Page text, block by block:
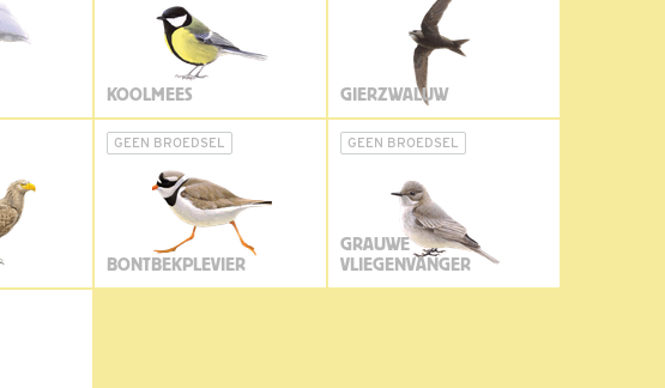
KOOLMEES GIERZWALUW
GEEN BROEDSEL
BONTBEKPLEVIER
GEEN BROEDSEL
GRAUWE
VLIEGENVANGER